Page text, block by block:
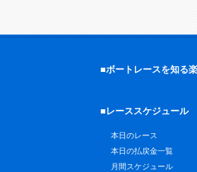
■ボートレースを知る
■レーススケジュール
本日のレース
本日の払戻金一覧
月間スケジュール